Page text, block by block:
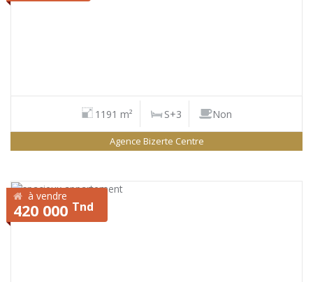
1191 m² S+3 Non
Agence Bizerte Centre
à vendre
420 000 Tnd